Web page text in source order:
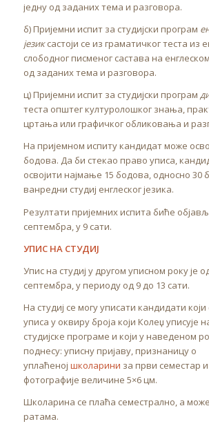
једну од заданих тема и разговора.
б) Пријемни испит за студијски програм
језиксастоји се из граматичког теста из
слободног писменог састава на
од заданих тема и разговора.
ц) Пријемни испит за студијски програм
теста општег културолошког знања,
цртања или графичког обликовања и
На пријемном испиту кандидат може
бодова. Да би стекао право уписа,
освојити најмање 15 бодова, односно 30
ванредни студиј енглеског језика.
Резултати пријемних испита биће
септембра, у 9 сати.
УПИС НА СТУДИЈ
Упис на студиј у другом уписном року је
септембра, у периоду од 9 до 13 сати.
На студиј се могу уписати кандидати
уписа у оквиру броја који Колеџ уписује
студијске програме и који у наведеном
поднесу: уписну пријаву, признаницу о
уплаћеној школарини за први семестар
фотографије величине 5×6 цм.
Школарина се плаћа семестрално, а
ратама.